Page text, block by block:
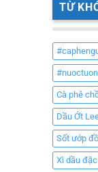
TỪ
Cà phê
Dầu Ớt
Sốt ướp
Xì dầu